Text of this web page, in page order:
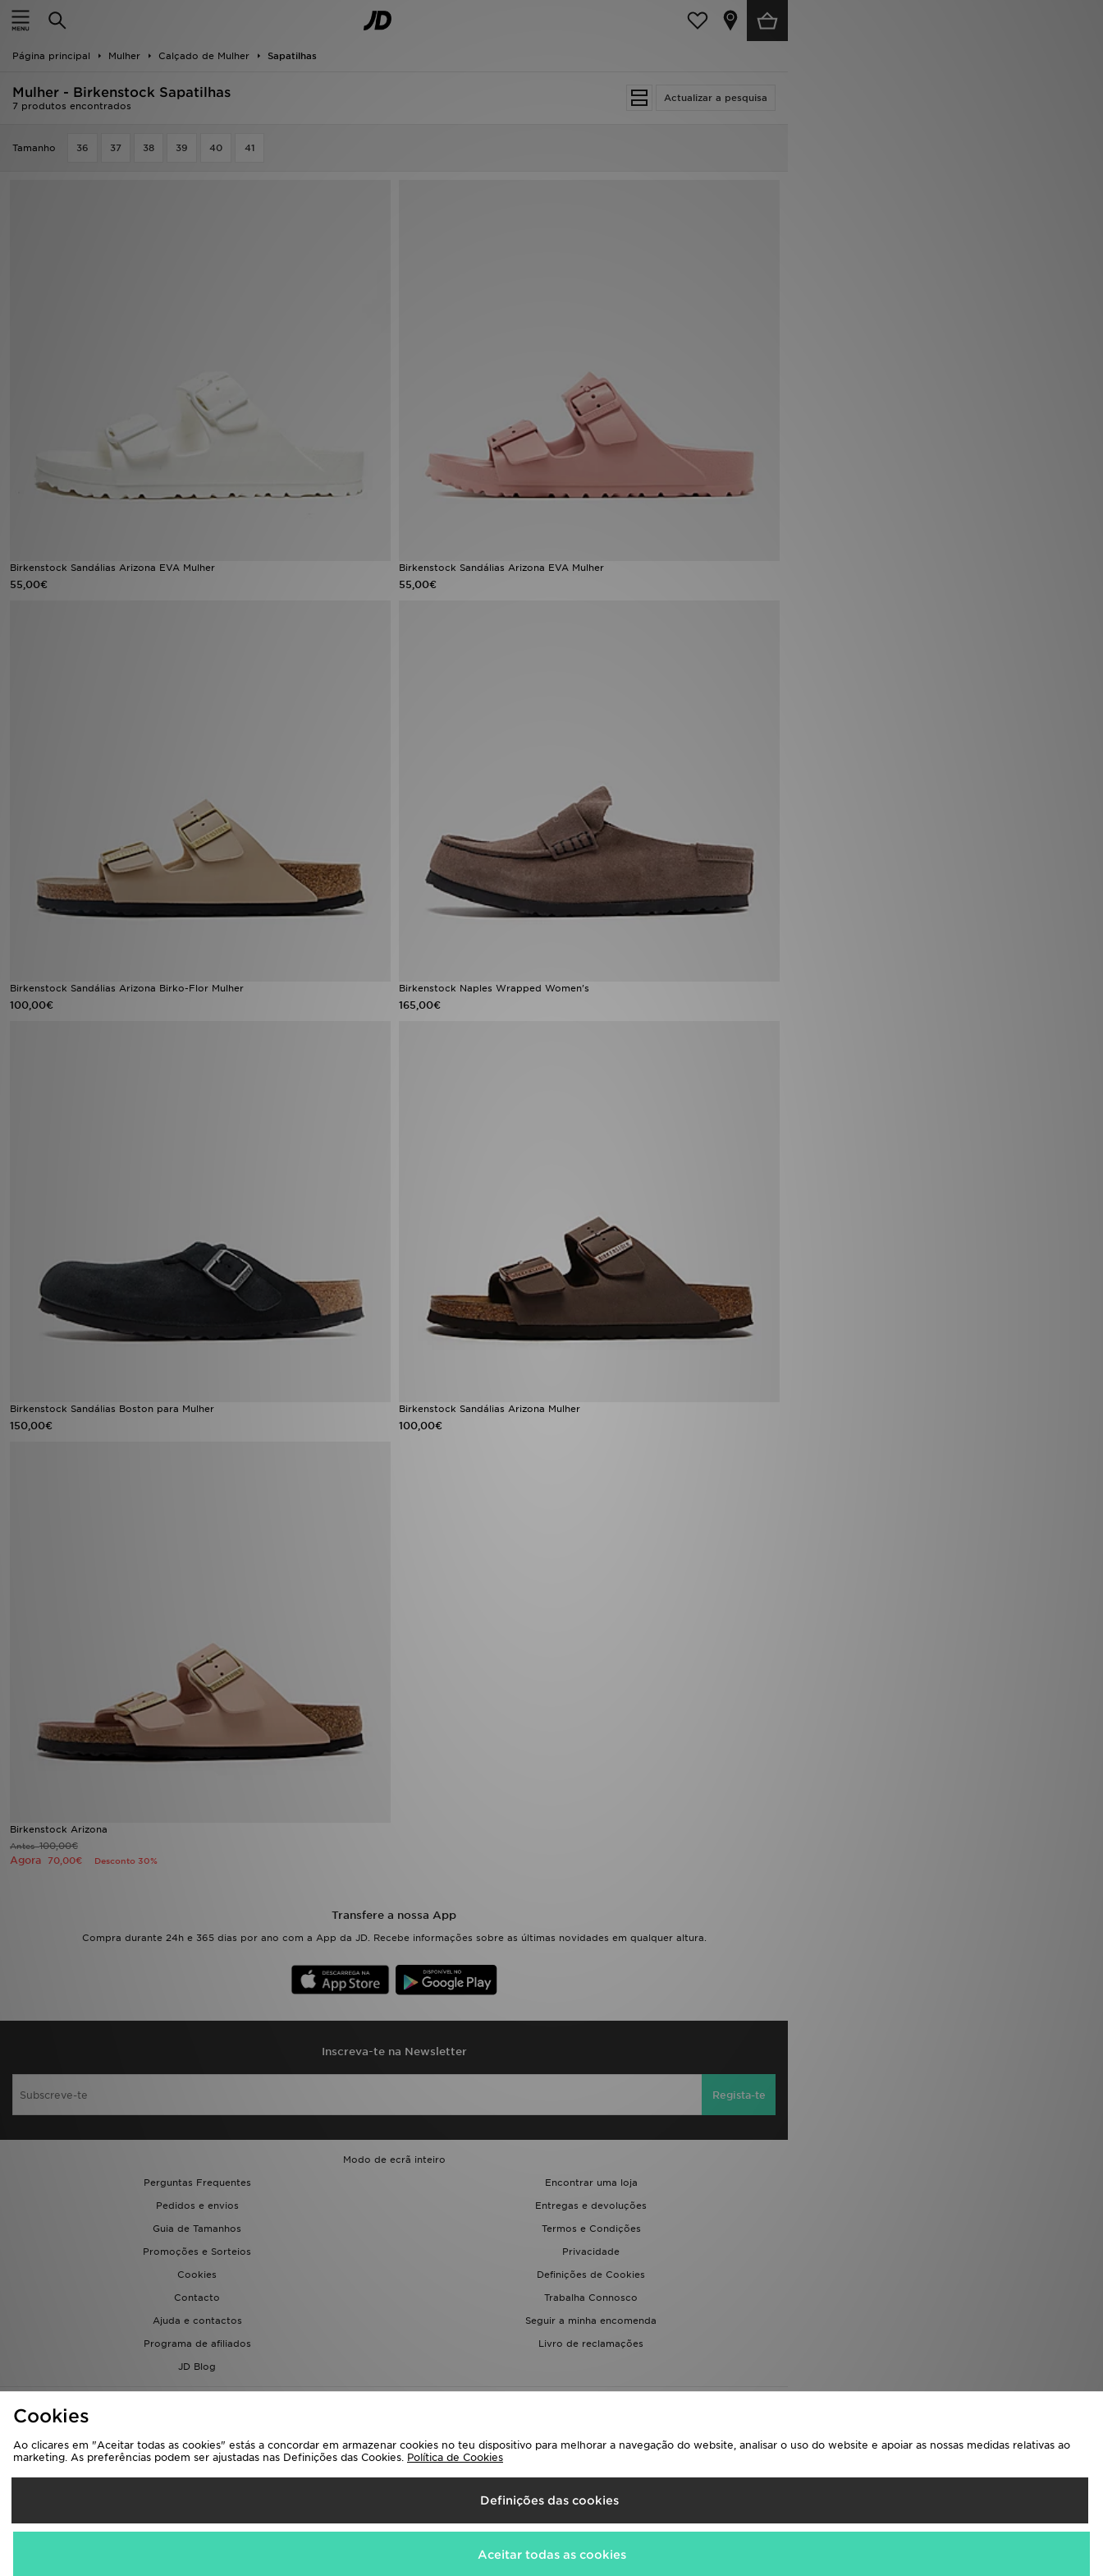
Página principal Mulher Calçado de Mulher Sapatilhas
Actualizar a pesquisa
Mulher - Birkenstock Sapatilhas
7 produtos encontrados
Tamanho 36 37 38 39 40 41
Birkenstock Sandálias Arizona EVA Mulher
55,00€
Birkenstock Sandálias Arizona EVA Mulher
55,00€
Birkenstock Sandálias Arizona Birko-Flor Mulher
100,00€
Birkenstock Naples Wrapped Women's
165,00€
Birkenstock Sandálias Boston para Mulher
150,00€
Birkenstock Sandálias Arizona Mulher
100,00€
Birkenstock Arizona
Antes100,00€
Agora 70,00€ Desconto 30%
Transfere a nossa App
Compra durante 24h e 365 dias por ano com a App da JD. Recebe informações sobre as últimas novidades em qualquer altura.
Inscreva-te na Newsletter
Regista-te
Modo de ecrã inteiro
Perguntas Frequentes
Encontrar uma loja
Pedidos e envios
Entregas e devoluções
Guia de Tamanhos
Termos e Condições
Promoções e Sorteios
Privacidade
Cookies
Definições de Cookies
Contacto
Trabalha Connosco
Ajuda e contactos
Seguir a minha encomenda
Programa de afiliados
Livro de reclamações
JD Blog
Seleciona O País
Aceitamos os seguintes métodos de pagamento
INÍCIO
Promoções
NOVIDADES
MY JD
ESTADO DO TEU PEDIDO
Cookies
Ao clicares em "Aceitar todas as cookies" estás a concordar em armazenar cookies no teu dispositivo para melhorar a navegação do website, analisar o uso do website e apoiar as nossas medidas relativas ao
marketing. As preferências podem ser ajustadas nas Definições das Cookies. Política de Cookies
Definições das cookies
Aceitar todas as cookies